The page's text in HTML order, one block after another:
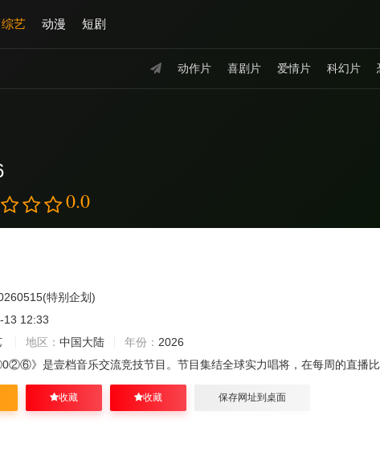
综艺 动漫 短剧
动作片 喜剧片 爱情片 科幻片
0.0
特别企划)
13 12:33
地区： 中国大陆 年份： 2026
》是壹档音乐交流竞技节目。节目集结全球实力唱将，在每周的直播
收藏 收藏 保存网址到桌面